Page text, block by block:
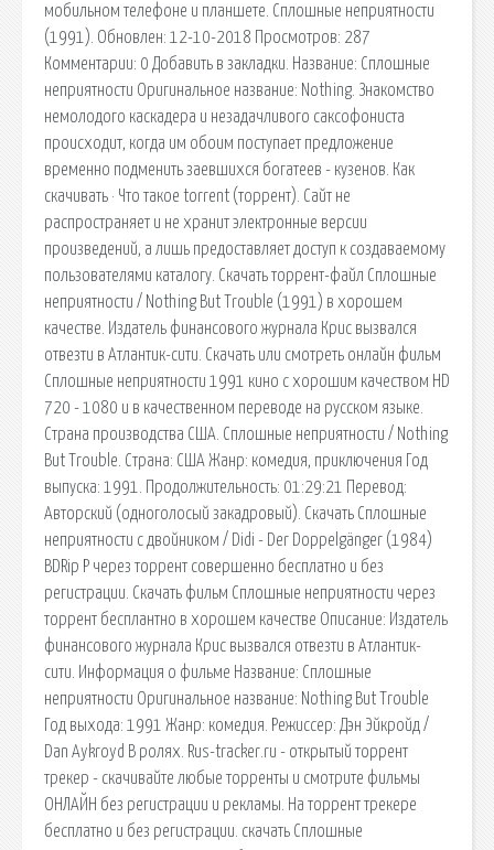
мобильном телефоне и планшете. Сплошные неприятности
(1991). Обновлен: 12-10-2018 Просмотров: 287
Комментарии: 0 Добавить в закладки. Название: Сплошные
неприятности Оригинальное название: Nothing. Знакомство
немолодого каскадера и незадачливого саксофониста
происходит, когда им обоим поступает предложение
временно подменить заевшихся богатеев - кузенов. Как
скачивать · Что такое torrent (торрент). Сайт не
распространяет и не хранит электронные версии
произведений, а лишь предоставляет доступ к создаваемому
пользователями каталогу. Скачать торрент-файл Сплошные
неприятности / Nothing But Trouble (1991) в хорошем
качестве. Издатель финансового журнала Крис вызвался
отвезти в Атлантик-сити. Скачать или смотреть онлайн фильм
Сплошные неприятности 1991 кино с хорошим качеством HD
720 - 1080 и в качественном переводе на русском языке.
Страна производства США. Сплошные неприятности / Nothing
But Trouble. Страна: США Жанр: комедия, приключения Год
выпуска: 1991. Продолжительность: 01:29:21 Перевод:
Авторский (одноголосый закадровый). Скачать Сплошные
неприятности с двойником / Didi - Der Doppelgänger (1984)
BDRip P через торрент совершенно бесплатно и без
регистрации. Скачать фильм Сплошные неприятности через
торрент бесплантно в хорошем качестве Описание: Издатель
финансового журнала Крис вызвался отвезти в Атлантик-
сити. Информация о фильме Название: Сплошные
неприятности Оригинальное название: Nothing But Trouble
Год выхода: 1991 Жанр: комедия. Режиссер: Дэн Эйкройд /
Dan Aykroyd В ролях. Rus-tracker.ru - открытый торрент
трекер - скачивайте любые торренты и смотрите фильмы
ОНЛАЙН без регистрации и рекламы. На торрент трекере
бесплатно и без регистрации. скачать Сплошные